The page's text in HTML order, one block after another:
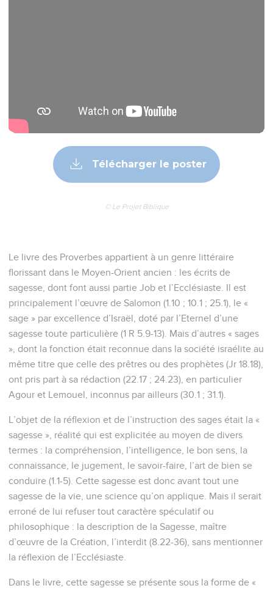
Télécharger le poster
© Le Projet Biblique
Le livre des Proverbes appartient à un genre littéraire
florissant dans le Moyen-Orient ancien : les écrits de
sagesse, dont font aussi partie Job et l’Ecclésiaste. Il est
principalement l’œuvre de Salomon (1.10 ; 10.1 ; 25.1), le «
sage » par excellence d’Israël, doté par l’Eternel d’une
sagesse toute particulière (1 R 5.9-13). Mais d’autres « sages
», dont la fonction était reconnue dans la société israélite au
même titre que celle des prêtres ou des prophètes (Jr 18.18),
ont pris part à sa rédaction (22.17 ; 24.23), en particulier
Agour et Lemouel, inconnus par ailleurs (30.1 ; 31.1).
L’objet de la réflexion et de l’instruction des sages était la «
sagesse », réalité qui est explicitée au moyen de divers
termes : la compréhension, l’intelligence, le bon sens, la
connaissance, le jugement, le savoir-faire, l’art de bien se
conduire (1.1-5). Cette sagesse est donc avant tout une
sagesse de la vie, une science qu’on applique. Mais il serait
erroné de lui refuser tout caractère spéculatif ou
philosophique : la description de la Sagesse, maître
d’œuvre de la Création, l’interdit (8.22-36), sans mentionner
la réflexion de l’Ecclésiaste.
Dans le livre, cette sagesse se présente sous la forme de «